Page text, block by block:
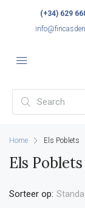
(+34) 629
Home Els Poblets
Els Poblets
Sorteer op: